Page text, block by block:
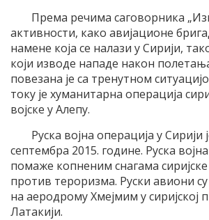
Према речима саговорника
активности, како авијационе
намене која се налази у Сирији,
који изводе нападе након
повезана је са тренутном
току је хуманитарна операција
војске у Алепу.
Руска војна операција у Сирији
септембра 2015. године. Руска
помаже копненим снагама сиријске
против тероризма. Руски авиони
на аеродрому Хмејмим у сиријској
Латакији.